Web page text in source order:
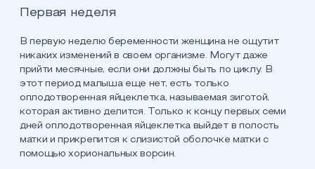
Первая неделя
В первую неделю беременности женщина не ощутит
никаких изменений в своем организме. Могут даже
прийти месячные, если они должны быть по циклу. В
этот период малыша еще нет, есть только
оплодотворенная яйцеклетка, называемая зиготой,
которая активно делится. Только к концу первых семи
дней оплодотворенная яйцеклетка выйдет в полость
матки и прикрепится к слизистой оболочке матки с
помощью хориональных ворсин.